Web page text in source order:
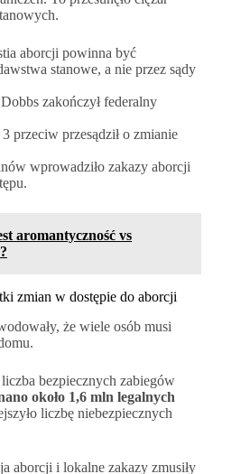
aborcji powinna być
stanowe, a nie przez sądy
zakończył federalny
przeciw przesądził o zmianie
wprowadziło zakazy aborcji
aromantyczność vs
zmian w dostępie do aborcji
że wiele osób musi
bezpiecznych zabiegów
około 1,6 mln legalnych
liczbę niebezpiecznych
aborcji i lokalne zakazy zmusiły